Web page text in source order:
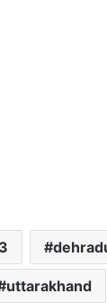
uttarakhand